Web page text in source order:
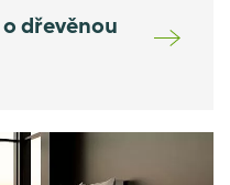
dřevěnou